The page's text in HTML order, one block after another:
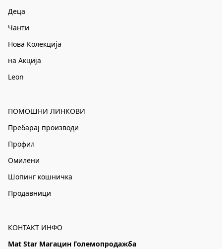
Деца
Чанти
Нова Колекција
на Акција
Leon
ПОМОШНИ ЛИНКОВИ
Пребарај производи
Профил
Омилени
Шопинг кошничка
Продавници
КОНТАКТ ИНФО
Mat Star Магацин Големопродажба